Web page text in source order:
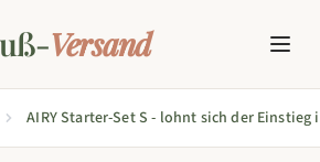
Versand